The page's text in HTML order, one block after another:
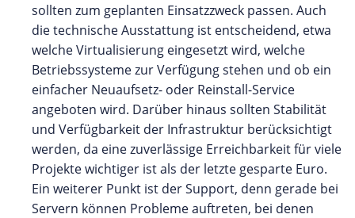
sollten zum geplanten Einsatzzweck passen. Auch
die technische Ausstattung ist entscheidend, etwa
welche Virtualisierung eingesetzt wird, welche
Betriebssysteme zur Verfügung stehen und ob ein
einfacher Neuaufsetz- oder Reinstall-Service
angeboten wird. Darüber hinaus sollten Stabilität
und Verfügbarkeit der Infrastruktur berücksichtigt
werden, da eine zuverlässige Erreichbarkeit für viele
Projekte wichtiger ist als der letzte gesparte Euro.
Ein weiterer Punkt ist der Support, denn gerade bei
Servern können Probleme auftreten, bei denen